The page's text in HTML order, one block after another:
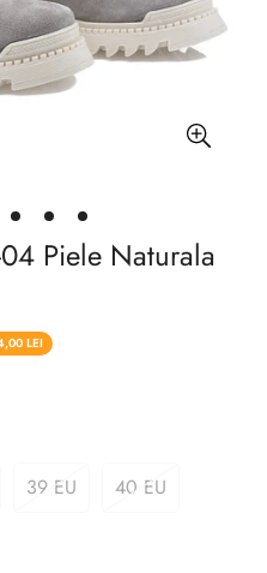
Piele Naturala
LEI
39 EU 40 EU